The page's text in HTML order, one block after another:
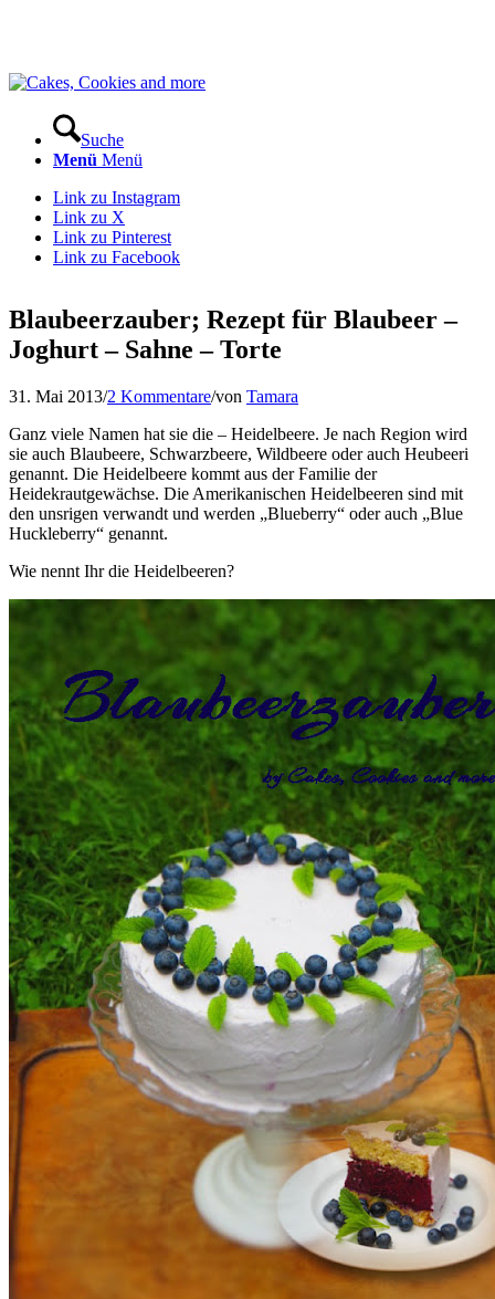
Suche
Menü Menü
Link zu Instagram
Link zu X
Link zu Pinterest
Link zu Facebook
Blaubeerzauber; Rezept für Blaubeer –
Joghurt – Sahne – Torte
31. Mai 2013/2 Kommentare/von Tamara
Ganz viele Namen hat sie die – Heidelbeere. Je nach Region wird
sie auch Blaubeere, Schwarzbeere, Wildbeere oder auch Heubeeri
genannt. Die Heidelbeere kommt aus der Familie der
Heidekrautgewächse. Die Amerikanischen Heidelbeeren sind mit
den unsrigen verwandt und werden „Blueberry“ oder auch „Blue
Huckleberry“ genannt.
Wie nennt Ihr die Heidelbeeren?